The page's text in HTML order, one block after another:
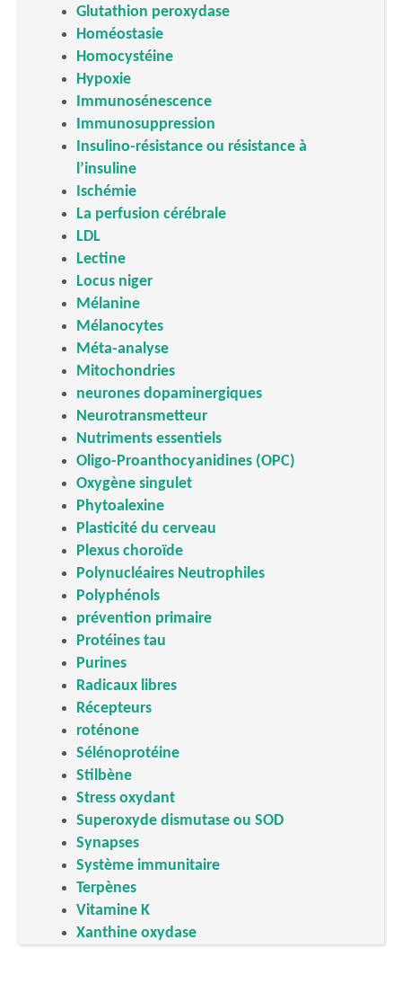
Glutathion peroxydase
Homéostasie
Homocystéine
Hypoxie
Immunosénescence
Immunosuppression
Insulino-résistance ou résistance à
l’insuline
Ischémie
La perfusion cérébrale
LDL
Lectine
Locus niger
Mélanine
Mélanocytes
Méta-analyse
Mitochondries
neurones dopaminergiques
Neurotransmetteur
Nutriments essentiels
Oligo-Proanthocyanidines (OPC)
Oxygène singulet
Phytoalexine
Plasticité du cerveau
Plexus choroïde
Polynucléaires Neutrophiles
Polyphénols
prévention primaire
Protéines tau
Purines
Radicaux libres
Récepteurs
roténone
Sélénoprotéine
Stilbène
Stress oxydant
Superoxyde dismutase ou SOD
Synapses
Système immunitaire
Terpènes
Vitamine K
Xanthine oxydase